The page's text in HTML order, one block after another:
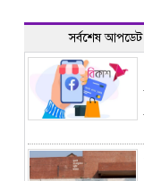
সর্বশেষ আপডেট